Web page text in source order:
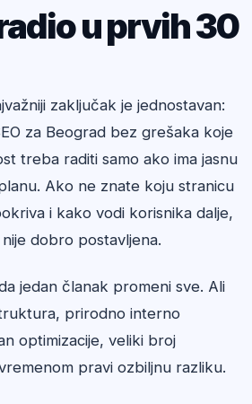
u prvih 30
zaključak je jednostavan:
za Beograd bez grešaka koje
treba raditi samo ako ima jasnu
Ako ne znate koju stranicu
i kako vodi korisnika dalje,
dobro postavljena.
jedan članak promeni sve. Ali
prirodno interno
optimizacije, veliki broj
pravi ozbiljnu razliku.